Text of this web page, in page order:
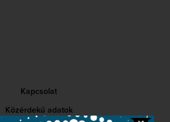
Kapcsolat
Közérdekű adatok